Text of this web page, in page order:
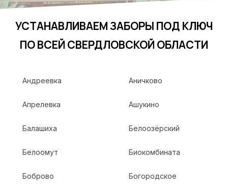
УСТАНАВЛИВАЕМ ЗАБОРЫ ПОД КЛЮЧ
ПО ВСЕЙ СВЕРДЛОВСКОЙ ОБЛАСТИ
Андреевка Аничково
Апрелевка Ашукино
Балашиха Белоозёрский
Белоомут Биокомбината
Боброво Богородское